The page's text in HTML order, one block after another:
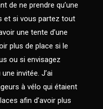
de ne prendre qu’une
et si vous partez tout
une tente d’une
plus de place si le
ou si envisagez
invitée. J’ai
à vélo qui étaient
afin d’avoir plus